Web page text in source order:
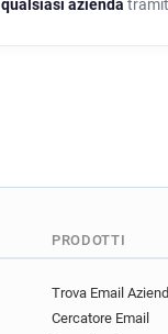
qualsiasi azienda
PRODOTTI
Trova Email
Cercatore Email